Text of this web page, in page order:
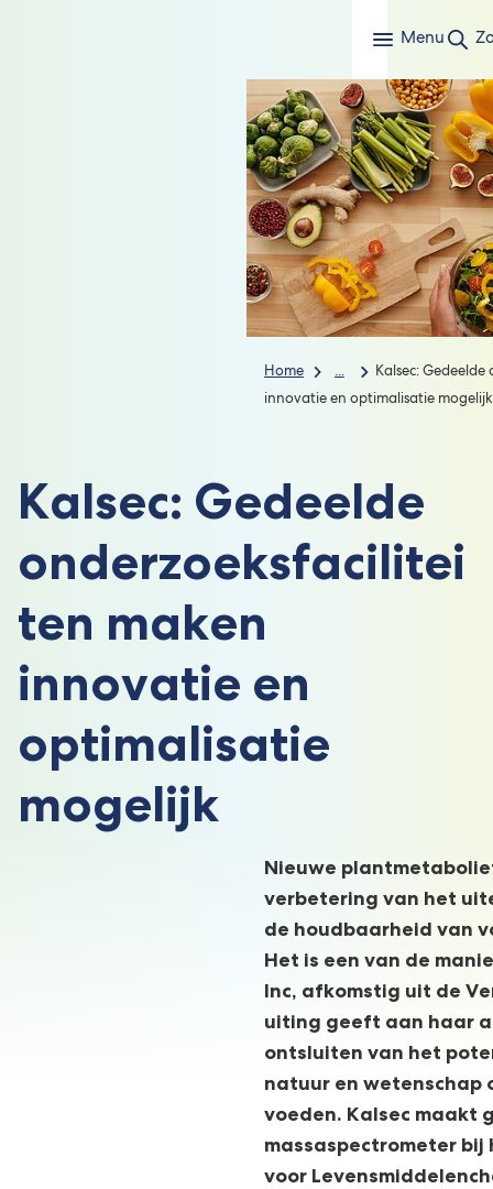
Menu
Home ...
Kalsec:
innovatie en optimalisatie mogelijk
Kalsec: Gedeelde
onderzoeksfacilitei
ten maken
innovatie en
optimalisatie
mogelijk
Nieuwe
verbetering van het
de houdbaarheid van
Het is een van de
Inc, afkomstig uit de
uiting geeft aan haar
ontsluiten van het
natuur en wetenschap
voeden. Kalsec maakt
massaspectrometer
voor